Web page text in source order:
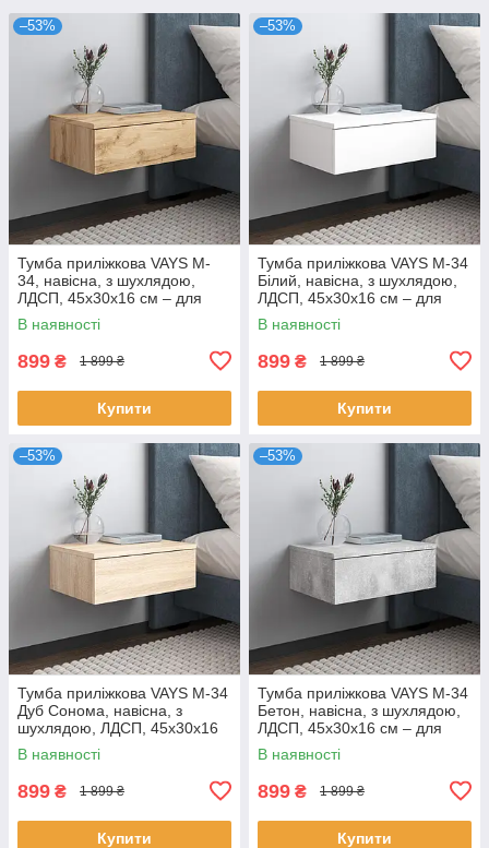
–53%
Тумба приліжкова VAYS M-
34, навісна, з шухлядою,
ЛДСП, 45х30х16 см – для
спальні
В наявності
899 ₴ 1 899 ₴
Купити
–53%
Тумба приліжкова VAYS M-34
Білий, навісна, з шухлядою,
ЛДСП, 45х30х16 см – для
спальні
В наявності
899 ₴ 1 899 ₴
Купити
–53%
Тумба приліжкова VAYS M-34
Дуб Сонома, навісна, з
шухлядою, ЛДСП, 45х30х16
см – для спальні
В наявності
899 ₴ 1 899 ₴
Купити
–53%
Тумба приліжкова VAYS M-34
Бетон, навісна, з шухлядою,
ЛДСП, 45х30х16 см – для
спальні
В наявності
899 ₴ 1 899 ₴
Купити